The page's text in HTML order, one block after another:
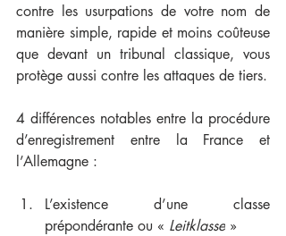
contre les usurpations de votre nom de
manière simple, rapide et moins coûteuse
que devant un tribunal classique, vous
4 différences notables entre la procédure
d’enregistrement entre la France et
l’Allemagne :
L’existence d’une classe
prépondérante ou « Leitklasse »